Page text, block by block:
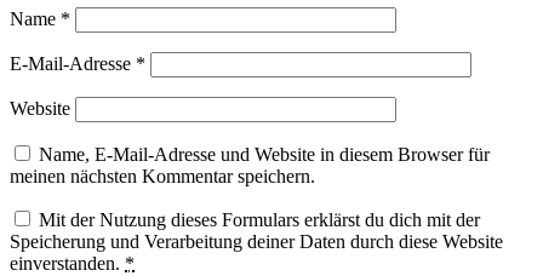
Name *
E-Mail-Adresse *
Website
Name, E-Mail-Adresse und Website in diesem Browser für
meinen nächsten Kommentar speichern.
Mit der Nutzung dieses Formulars erklärst du dich mit der
Speicherung und Verarbeitung deiner Daten durch diese Website
einverstanden. *